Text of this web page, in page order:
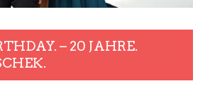
– 20 JAHRE.